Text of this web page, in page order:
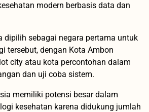
modern berbasis data dan
dipilih sebagai negara pertama untuk
tersebut, dengan Kota Ambon
city atau kota percontohan dalam
dan uji coba sistem.
memiliki potensi besar dalam
kesehatan karena didukung jumlah